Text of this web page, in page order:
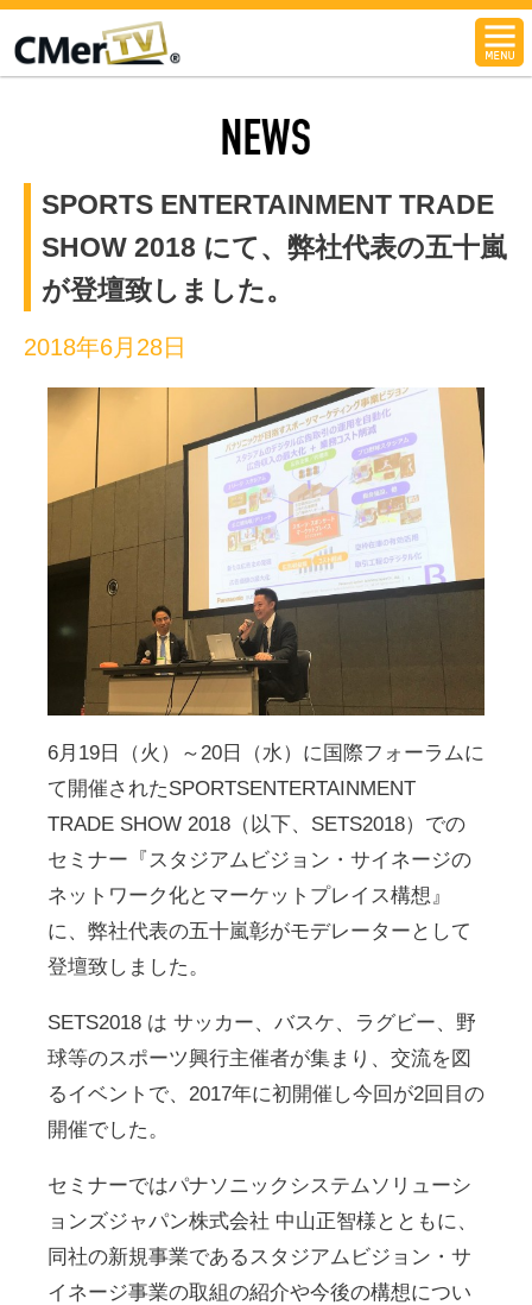
CMerTV
SPORTS ENTERTAINMENT TRADE
SHOW 2018 にて、弊社代表の五十嵐
が登壇致しました。
2018年6月28日
6月19日（火）～20日（水）に国際フォーラムに
て開催されたSPORTSENTERTAINMENT
TRADE SHOW 2018 （以下、 SETS2018）での
セミナー『スタジアムビジョン・サイネージの
ネットワーク化とマーケット プレイス構想』
に、弊社代表の五十嵐彰がモデレーターとして
登壇致しました。
SETS2018 は サッカー、バスケ、ラグビー、野
球等のスポーツ興行主催者が集ま り、交流を図
るイベントで、2017年に初開催し今回が2回目の
開催でした。
セミナーではパナソニックシステムソリューシ
ョンズジャパン株式会社 中山正智様とともに、
同社の新規事業であるスタジアムビジョン・サ
イネージ事業の取組の紹介や今後の構想につい